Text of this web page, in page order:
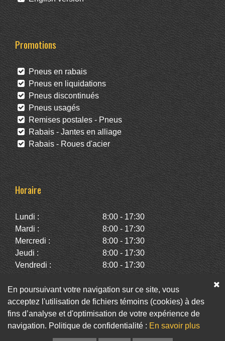
Promotions
Pneus en rabais
Pneus en liquidations
Pneus discontinués
Pneus usagés
Remises postales - Pneus
Rabais - Jantes en alliage
Rabais - Roues d'acier
Horaire
Lundi :
8:00 - 17:30
Mardi :
8:00 - 17:30
Mercredi :
8:00 - 17:30
Jeudi :
8:00 - 17:30
Vendredi :
8:00 - 17:30
Dimanche :
Fermé
Facebook Twitter Infolettre
En poursuivant votre navigation sur ce site, vous
acceptez l'utilisation de fichiers témoins (cookies) à des
fins d’analyse et d'optimisation de votre expérience de
navigation. Politique de confidentialité : En savoir plus